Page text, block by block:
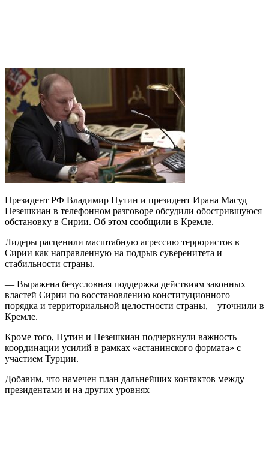
Президент РФ Владимир Путин и президент Ирана Масуд
Пезешкиан в телефонном разговоре обсудили обострившуюся
обстановку в Сирии. Об этом сообщили в Кремле.
Лидеры расценили масштабную агрессию террористов в
Сирии как направленную на подрыв суверенитета и
стабильности страны.
— Выражена безусловная поддержка действиям законных
властей Сирии по восстановлению конституционного
порядка и территориальной целостности страны, – уточнили в
Кремле.
Кроме того, Путин и Пезешкиан подчеркнули важность
координации усилий в рамках «астанинского формата» с
участием Турции.
Добавим, что намечен план дальнейших контактов между
президентами и на других уровнях